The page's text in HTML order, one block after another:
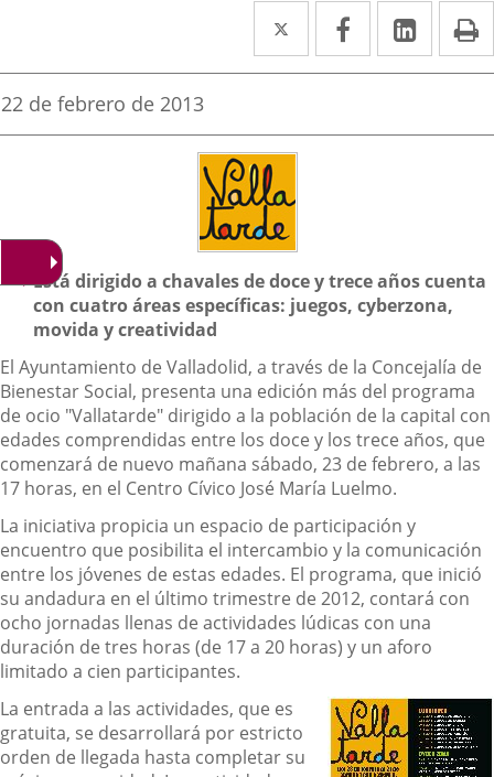
Twitter
Enlace
a
aplicación
Facebook
Enlace
a
aplicación
Enlace
a
Fecha
la
22 de febrero de 2013
Descripción
Está dirigido a chavales de doce y trece años cuenta
con cuatro áreas específicas: juegos, cyberzona,
movida y creatividad
El Ayuntamiento de Valladolid, a través de la Concejalía de
Bienestar Social, presenta una edición más del programa
de ocio "Vallatarde" dirigido a la población de la capital con
edades comprendidas entre los doce y los trece años, que
comenzará de nuevo mañana sábado, 23 de febrero, a las
17 horas, en el Centro Cívico José María Luelmo.
La iniciativa propicia un espacio de participación y
encuentro que posibilita el intercambio y la comunicación
entre los jóvenes de estas edades. El programa, que inició
su andadura en el último trimestre de 2012, contará con
ocho jornadas llenas de actividades lúdicas con una
duración de tres horas (de 17 a 20 horas) y un aforo
limitado a cien participantes.
La entrada a las actividades, que es
gratuita, se desarrollará por estricto
orden de llegada hasta completar su